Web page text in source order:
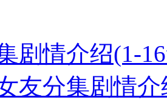
剧情介绍(1-
友分集剧情